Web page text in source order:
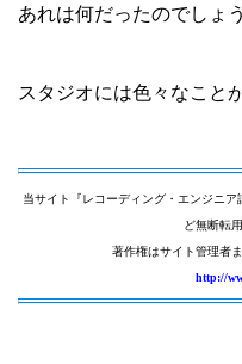
あれは何だったのでしょ
スタジオには色々なこと
当サイト『レコーディング・エンジニ
ど無断転
著作権はサイト管理者
http://